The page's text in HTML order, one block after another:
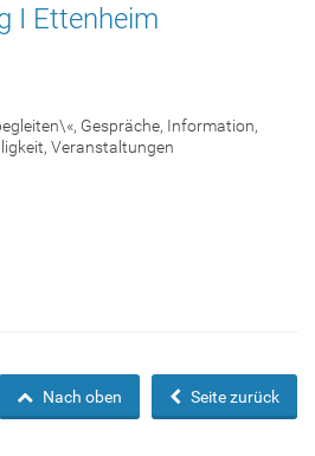
I Ettenheim
Gespräche, Information,
Veranstaltungen
Seite zurück
Nach oben